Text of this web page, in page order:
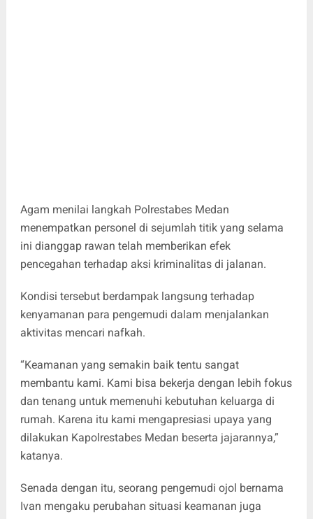
Agam menilai langkah Polrestabes Medan
menempatkan personel di sejumlah titik yang selama
ini dianggap rawan telah memberikan efek
pencegahan terhadap aksi kriminalitas di jalanan.
Kondisi tersebut berdampak langsung terhadap
kenyamanan para pengemudi dalam menjalankan
aktivitas mencari nafkah.
“Keamanan yang semakin baik tentu sangat
membantu kami. Kami bisa bekerja dengan lebih fokus
dan tenang untuk memenuhi kebutuhan keluarga di
rumah. Karena itu kami mengapresiasi upaya yang
dilakukan Kapolrestabes Medan beserta jajarannya,”
katanya.
Senada dengan itu, seorang pengemudi ojol bernama
Ivan mengaku perubahan situasi keamanan juga